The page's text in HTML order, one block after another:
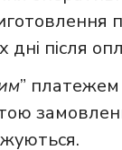
дні після
”